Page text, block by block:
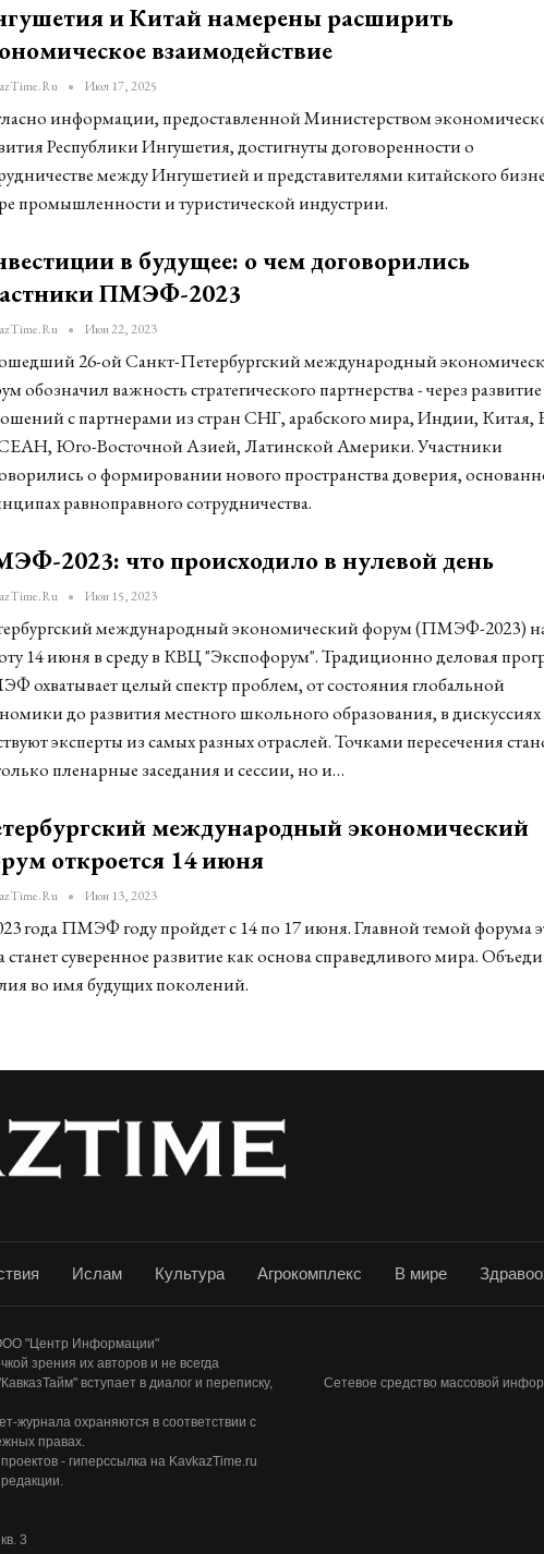
и Китай намерены расширить
взаимодействие
Июл 17, 2025
информации, предоставленной Министерством
Республики Ингушетия, достигнуты договоренности о
между Ингушетией и представителями китайского
промышленности и туристической индустрии.
в будущее: о чем договорились
ПМЭФ-2023
Июн 22, 2023
26-ой Санкт-Петербургский международный
обозначил важность стратегического партнерства - через развитие
с партнерами из стран СНГ, арабского мира, Индии,
Юго-Восточной Азией, Латинской Америки. Участники
о формировании нового пространства доверия,
равноправного сотрудничества.
2023: что происходило в нулевой день
Июн 15, 2023
международный экономический форум (ПМЭФ-2023)
14 июня в среду в КВЦ "Экспофорум". Традиционно деловая
охватывает целый спектр проблем, от состояния глобальной
до развития местного школьного образования, в дискуссиях
эксперты из самых разных отраслей. Точками пересечения
пленарные заседания и сессии, но и…
международный экономический
откроется 14 июня
Июн 13, 2023
года ПМЭФ году пройдет с 14 по 17 июня. Главной темой форума
станет суверенное развитие как основа справедливого мира.
во имя будущих поколений.
Ислам Культура Агрокомплекс В мире
"Центр Информации"
зрения их авторов и не всегда
вступает в диалог и переписку,
журнала охраняются в соответствии с
правах.
- гиперссылка на KavkazTime.ru
3
Сетевое средство массовой